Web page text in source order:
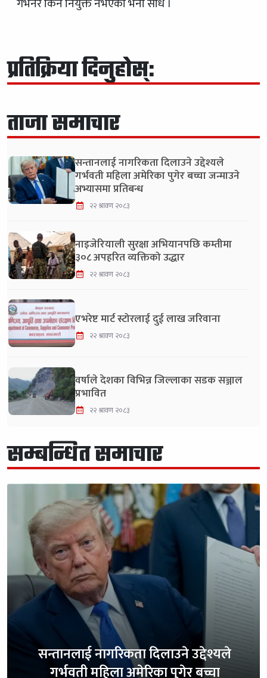
गभर्नर किन नियुक्त नभएको भनी सोधे ।
प्रतिक्रिया दिनुहोस्:
ताजा समाचार
सन्तानलाई नागरिकता दिलाउने उद्देश्यले
गर्भवती महिला अमेरिका पुगेर बच्चा जन्माउने
अभ्यासमा प्रतिबन्ध
२२ श्रावण २०८३
नाइजेरियाली सुरक्षा अभियानपछि कम्तीमा
३०८ अपहरित व्यक्तिको उद्धार
२२ श्रावण २०८३
एभरेष्ट मार्ट स्टोरलाई दुई लाख जरिवाना
२२ श्रावण २०८३
वर्षाले देशका विभिन्न जिल्लाका सडक सञ्जाल
प्रभावित
२२ श्रावण २०८३
सम्बन्धित समाचार
सन्तानलाई नागरिकता दिलाउने उद्देश्यले
गर्भवती महिला अमेरिका पुगेर बच्चा